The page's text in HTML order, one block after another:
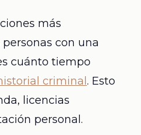
más
con una
cuánto tiempo
criminal . Esto
licencias
personal.